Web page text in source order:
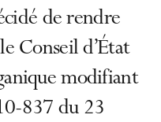
de rendre
Conseil d’État
modifiant
837 du 23